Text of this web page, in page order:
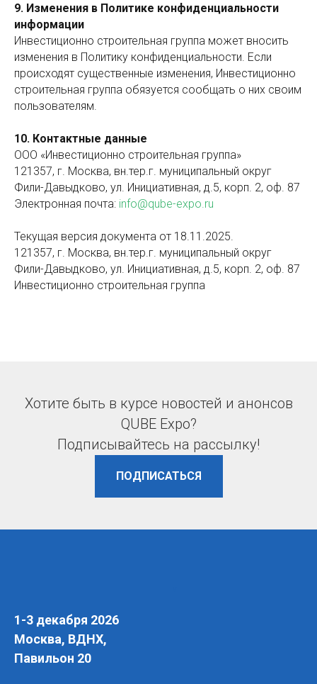
9. Изменения в Политике конфиденциальности
информации
Инвестиционно строительная группа может вносить
изменения в Политику конфиденциальности. Если
происходят существенные изменения, Инвестиционно
строительная группа обязуется сообщать о них своим
пользователям.
10. Контактные данные
ООО «Инвестиционно строительная группа»
121357, г. Москва, вн.тер.г. муниципальный округ
Фили-Давыдково, ул. Инициативная, д.5, корп. 2, оф. 87
Электронная почта: info@qube-expo.ru
Текущая версия документа от 18.11.2025.
121357, г. Москва, вн.тер.г. муниципальный округ
Фили-Давыдково, ул. Инициативная, д.5, корп. 2, оф. 87
Инвестиционно строительная группа
Хотите быть в курсе новостей и анонсов
QUBE Expo?
Подписывайтесь на рассылку!
ПОДПИСАТЬСЯ
1-3 декабря 2026
Москва, ВДНХ,
Павильон 20